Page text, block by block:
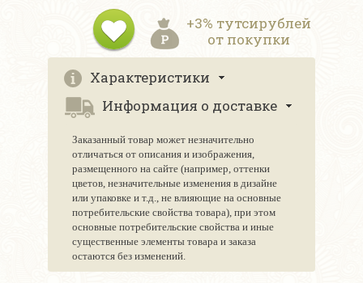
+3% тутсирублей
от покупки
Характеристики
Информация о доставке
Заказанный товар может незначительно
отличаться от описания и изображения,
размещенного на сайте (например, оттенки
цветов, незначительные изменения в дизайне
или упаковке и т.д., не влияющие на основные
потребительские свойства товара), при этом
основные потребительские свойства и иные
существенные элементы товара и заказа
остаются без изменений.